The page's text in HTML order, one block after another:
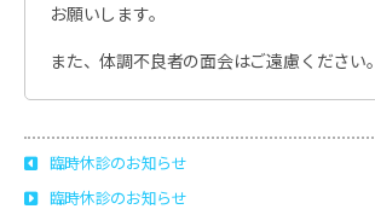
ン
島
根
県
お願いします。
また、体調不良者の面会はご遠慮ください。
臨時休診のお知らせ
臨時休診のお知らせ